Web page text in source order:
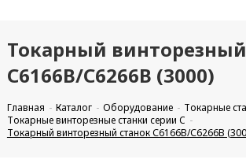
Токарный
С6166В/С6266В (3000)
Главная Каталог Оборудование
Токарные
Токарные винторезные станки серии C
Токарный винторезный станок С6166В/С6266В